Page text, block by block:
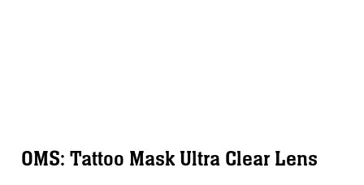
OMS: Tattoo Mask Ultra Clear Lens